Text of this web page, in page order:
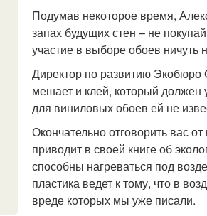
Подумав некоторое время,
запах будущих стен – не
участие в выборе обоев ничуть
Директор по развитию Экобюро
мешает и клей, который должен
для виниловых обоев ей не
Окончательно отговорить вас
приводит в своей книге об
способны нагреваться под
пластика ведет к тому, что в
вреде которых мы уже писали.